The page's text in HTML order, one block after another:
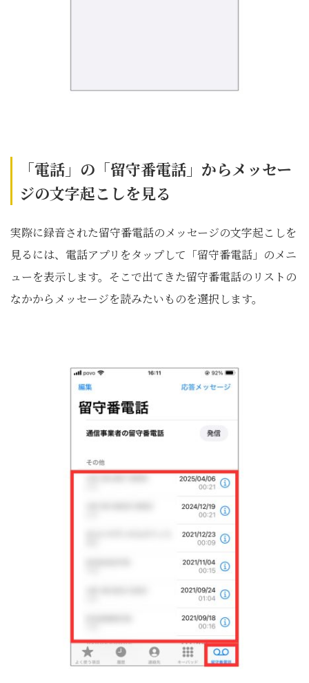
「電話」の「留守番電話」からメッセー
ジの文字起こしを見る
実際に録音された留守番電話のメッセージの文字起こしを
見るには、電話アプリをタップして「留守番電話」のメニ
ューを表示します。そこで出てきた留守番電話のリストの
なかからメッセージを読みたいものを選択します。